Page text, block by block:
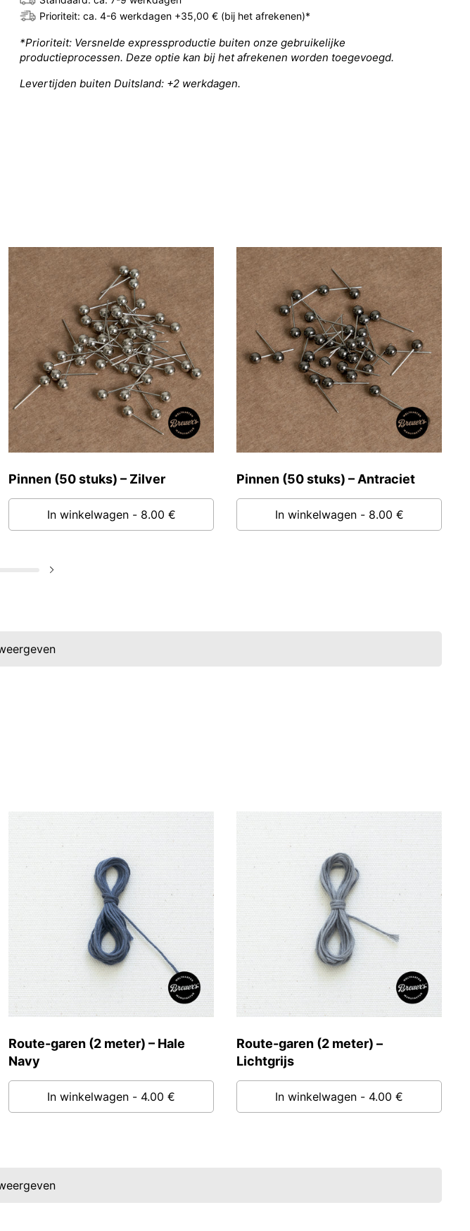
Prioriteit: ca. 4-6 werkdagen +35,00 € (bij het afrekenen)*
*Prioriteit: Versnelde expressproductie buiten onze gebruikelijke
productieprocessen. Deze optie kan bij het afrekenen worden toegevoegd.
Levertijden buiten Duitsland: +2 werkdagen.
Pinnen (50 stuks) – Zilver
In winkelwagen- 8.00 €
Pinnen (50 stuks) – Antraciet
In winkelwagen- 8.00 €
Route-garen (2 meter) – Hale
Navy
In winkelwagen - 4.00 €
Route-garen (2 meter) –
Lichtgrijs
In winkelwagen - 4.00 €